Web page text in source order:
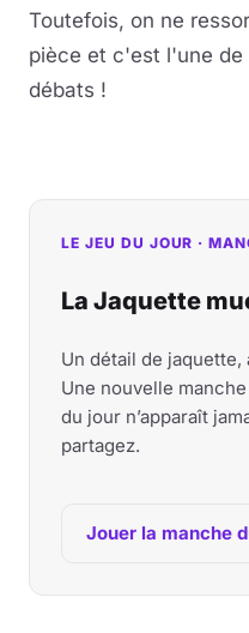
Toutefois, on ne
pièce et c'est l'une de
débats !
LE JEU DU JOUR ·
La Jaquette
Un détail de
Une nouvelle
du jour n’apparaît
partagez.
Jouer la manche